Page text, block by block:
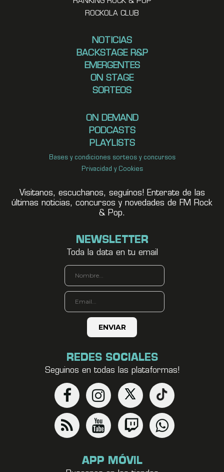
ROCKOLA CLUB
NOTICIAS
BACKSTAGE R&P
EMERGENTES
ON STAGE
SORTEOS
ON DEMAND
PODCASTS
PLAYLISTS
Bases y condiciones sorteos y concursos
Privacidad y Cookies
Visitanos, escuchanos, seguínos! Enterate de las
últimas noticias, concursos y novedades de FM Rock
& Pop.
NEWSLETTER
Toda la data en tu email
REDES SOCIALES
Seguinos en todas las plataformas!
APP MÓVIL